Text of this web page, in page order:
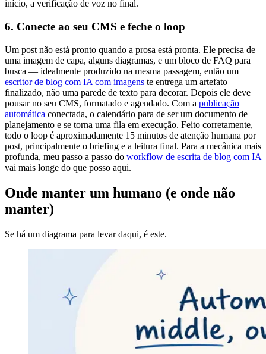
início, a verificação de voz no final.
6. Conecte ao seu CMS e feche o loop
Um post não está pronto quando a prosa está pronta. Ele precisa de
uma imagem de capa, alguns diagramas, e um bloco de FAQ para
busca — idealmente produzido na mesma passagem, então um
escritor de blog com IA com imagens te entrega um artefato
finalizado, não uma parede de texto para decorar. Depois ele deve
pousar no seu CMS, formatado e agendado. Com a publicação
automática conectada, o calendário para de ser um documento de
planejamento e se torna uma fila em execução. Feito corretamente,
todo o loop é aproximadamente 15 minutos de atenção humana por
post, principalmente o briefing e a leitura final. Para a mecânica mais
profunda, meu passo a passo do workflow de escrita de blog com IA
vai mais longe do que posso aqui.
Onde manter um humano (e onde não
manter)
Se há um diagrama para levar daqui, é este.